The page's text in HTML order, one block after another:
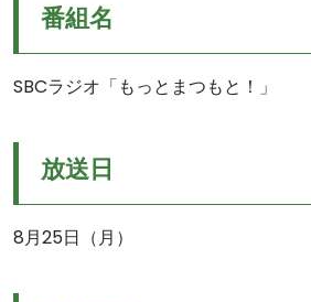
番組名
SBCラジオ「もっとまつもと！」
放送日
8月25日（月）